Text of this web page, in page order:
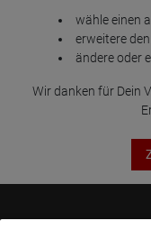
wähle einen
erweitere
ändere oder
Wir danken für Dein